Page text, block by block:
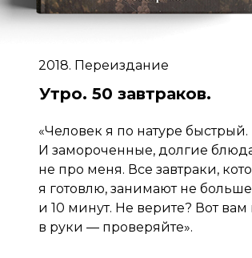
«Человек я по натуре быстрый.
И замороченные, долгие
не про меня. Все завтраки,
я готовлю, занимают не больше
и 10 минут. Не верите? Вот
в руки — проверяйте».
Утро. 50 завтраков.
2018. Переиздание